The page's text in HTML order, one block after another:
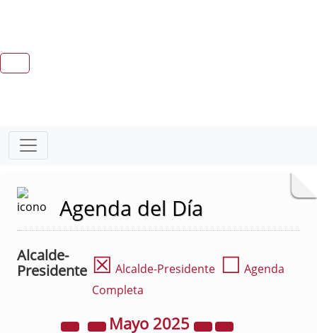
Agenda del Día
Alcalde-
Presidente ☒ Alcalde-Presidente ☐ Agenda
Completa
Mayo 2025